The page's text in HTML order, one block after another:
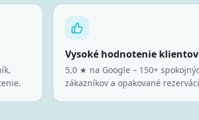
Vysoké hodnotenie klientov
5,0 ★ na Google – 150+
zákazníkov a opakované